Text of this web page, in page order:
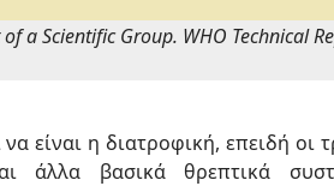
a Scientific Group. WHO Technical
είναι η διατροφική, επειδή οι
άλλα βασικά θρεπτικά